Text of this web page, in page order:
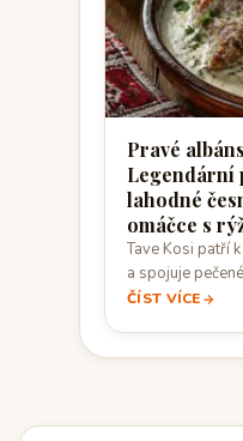
Pravé
Legendární
lahodné
omáčce s
Tave Kosi patří
a spojuje
ČÍST VÍCE